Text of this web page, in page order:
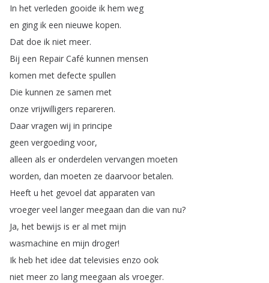
In het verleden gooide ik hem weg
en ging ik een nieuwe kopen.
Dat doe ik niet meer.
Bij een Repair Café kunnen mensen
komen met defecte spullen
Die kunnen ze samen met
onze vrijwilligers repareren.
Daar vragen wij in principe
geen vergoeding voor,
alleen als er onderdelen vervangen moeten
worden, dan moeten ze daarvoor betalen.
Heeft u het gevoel dat apparaten van
vroeger veel langer meegaan dan die van nu?
Ja, het bewijs is er al met mijn
wasmachine en mijn droger!
Ik heb het idee dat televisies enzo ook
niet meer zo lang meegaan als vroeger.